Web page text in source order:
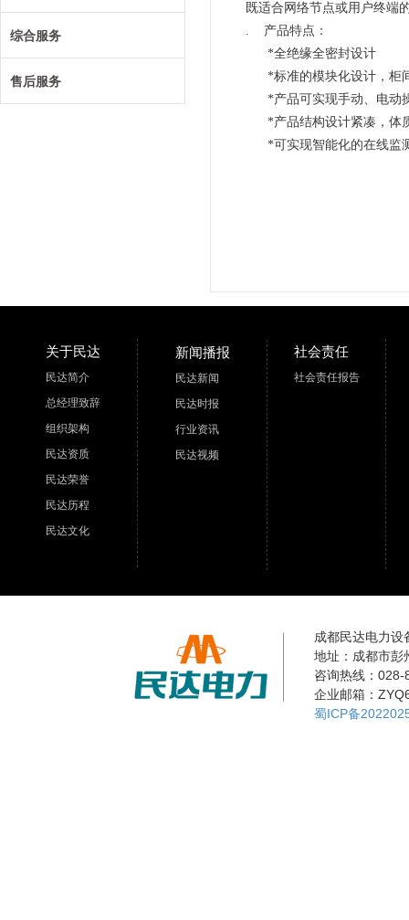
综合服务
售后服务
既适合网络节点或用户终端
. 产品特点：
*全绝缘全密封设计
*标准的模块化设计，柜
*产品可实现手动、电动
*产品结构设计紧凑，体
*可实现智能化的在线监
关于民达
民达简介
总经理致辞
组织架构
民达资质
民达荣誉
民达历程
民达文化
新闻播报
民达新闻
民达时报
行业资讯
民达视频
社会责任
社会责任报告
成都民达电力设
地址：成都市彭
咨询热线：028-
企业邮箱：
蜀ICP备